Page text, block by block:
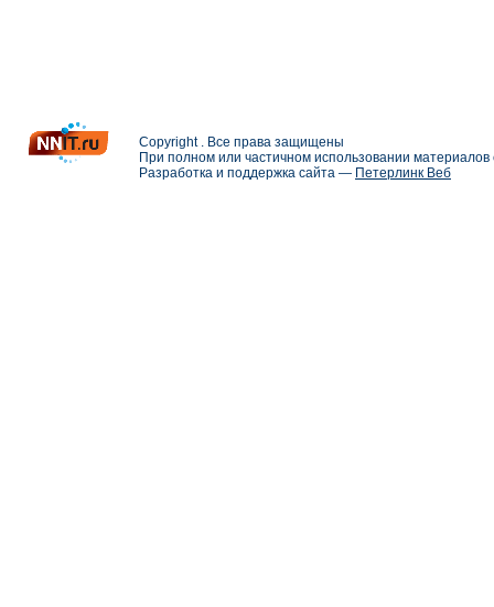
Copyright . Все права защищены
При полном или частичном использовании
Разработка и поддержка сайта — Петерлинк Веб